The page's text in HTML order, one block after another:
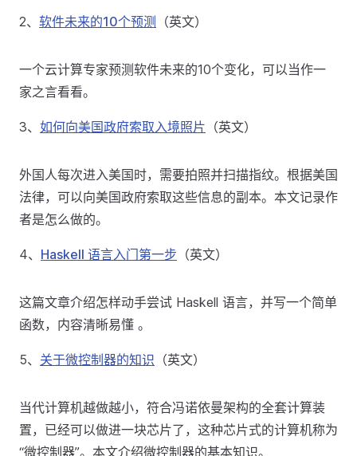
2、 软件未来的10个预测 （英文）
一个云计算专家预测软件未来的10个变化，可以当作一
家之言看看。
3、 如何向美国政府索取入境照片 （英文）
外国人每次进入美国时，需要拍照并扫描指纹。根据美国
法律，可以向美国政府索取这些信息的副本。本文记录作
者是怎么做的。
4、 Haskell 语言入门第一步 （英文）
这篇文章介绍怎样动手尝试 Haskell 语言，并写一个简单
函数，内容清晰易懂 。
5、 关于微控制器的知识 （英文）
当代计算机越做越小，符合冯诺依曼架构的全套计算装
置，已经可以做进一块芯片了，这种芯片式的计算机称为
“微控制器”。本文介绍微控制器的基本知识。